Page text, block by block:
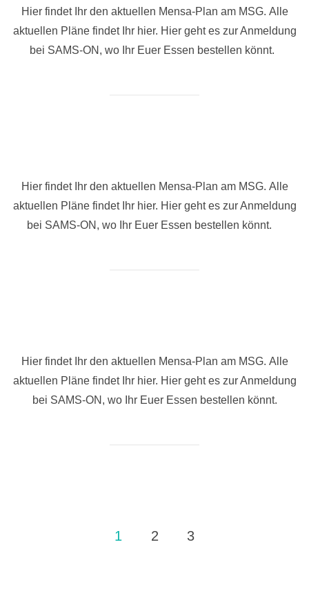
Hier findet Ihr den aktuellen Mensa-Plan am MSG. Alle
aktuellen Pläne findet Ihr hier. Hier geht es zur Anmeldung
bei SAMS-ON, wo Ihr Euer Essen bestellen könnt.
Hier findet Ihr den aktuellen Mensa-Plan am MSG. Alle
aktuellen Pläne findet Ihr hier. Hier geht es zur Anmeldung
bei SAMS-ON, wo Ihr Euer Essen bestellen könnt.
Hier findet Ihr den aktuellen Mensa-Plan am MSG. Alle
aktuellen Pläne findet Ihr hier. Hier geht es zur Anmeldung
bei SAMS-ON, wo Ihr Euer Essen bestellen könnt.
Seitennummerierung
1 2 3